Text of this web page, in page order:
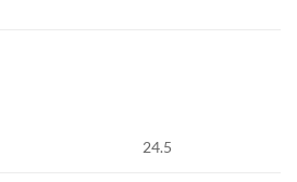
24.5